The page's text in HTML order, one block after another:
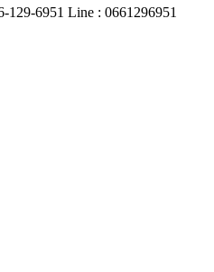
6951 Line : 0661296951